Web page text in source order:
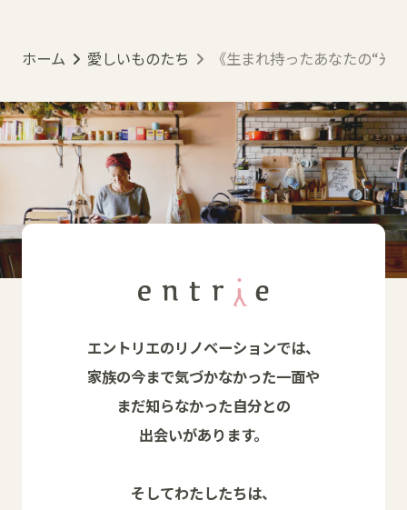
ホーム 愛しいものたち 《生まれ持ったあなたの“
エントリエのリノベーションでは、
家族の今まで気づかなかった一面や
まだ知らなかった自分との
出会いがあります。
そしてわたしたちは、